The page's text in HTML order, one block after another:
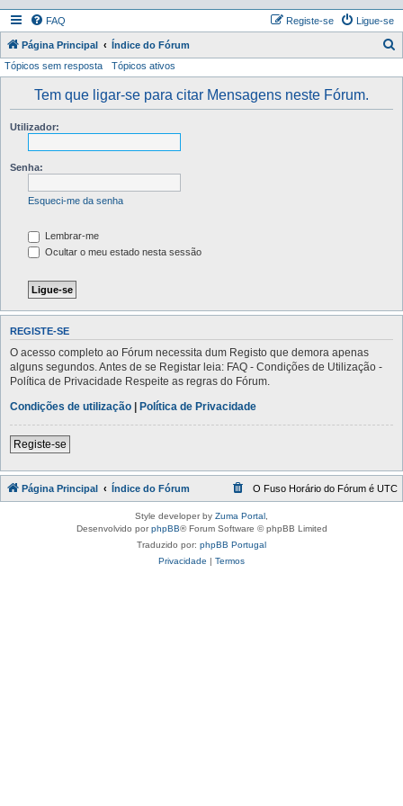
FAQ Ligue-se
Registe-se
Página Principal Índice do Fórum
Tópicos sem resposta Tópicos ativos
Tem que ligar-se para citar Mensagens neste Fórum.
Utilizador:
Senha:
Esqueci-me da senha
Lembrar-me
Ocultar o meu estado nesta sessão
REGISTE-SE
O acesso completo ao Fórum necessita dum Registo que demora apenas
alguns segundos. Antes de se Registar leia: FAQ - Condições de Utilização -
Política de Privacidade Respeite as regras do Fórum.
Condições de utilização | Política de Privacidade
Registe-se
Página Principal Índice do Fórum O Fuso Horário do Fórum é UTC
Style developer by Zuma Portal
Desenvolvido porphpBB® Forum Software © phpBB Limited
Traduzido por: phpBB Portugal
Privacidade | Termos